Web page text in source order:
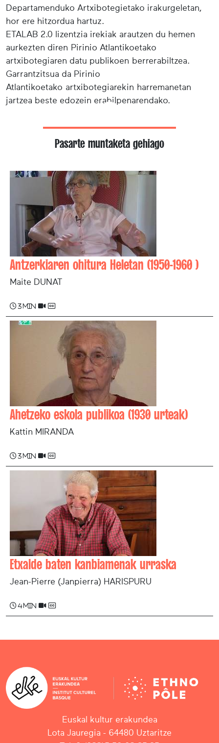
Departamenduko Artxibotegietako irakurgeletan,
hor ere hitzordua hartuz.
ETALAB 2.0 lizentzia irekiak arautzen du hemen
aurkezten diren Pirinio Atlantikoetako
artxibotegiaren datu publikoen berrerabiltzea.
Garrantzitsua da Pirinio
Atlantikoetako artxibotegiarekin harremanetan
jartzea beste edozein erabilpenarendako.
Pasarte muntaketa gehiago
Antzerkiaren ohitura Heletan (1950-1960 )
Maite DUNAT
3 min
Ahetzeko eskola publikoa (1930 urteak)
Kattin MIRANDA
3 min
Etxalde baten kanbiamenak urraska
Jean-Pierre (Janpierra) HARISPURU
4 min
Euskal kultur erakundea
Lota Jauregia - 64480 Uztaritze